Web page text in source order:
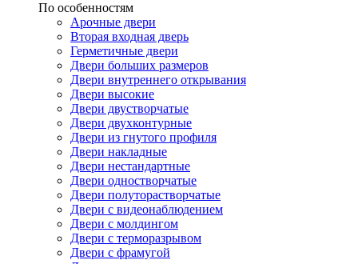
По особенностям
Арочные двери
Вторая входная дверь
Герметичные двери
Двери больших размеров
Двери внутреннего открывания
Двери высокие
Двери двустворчатые
Двери двухконтурные
Двери из гнутого профиля
Двери накладные
Двери нестандартные
Двери одностворчатые
Двери полуторастворчатые
Двери с видеонаблюдением
Двери с молдингом
Двери с терморазрывом
Двери с фрамугой